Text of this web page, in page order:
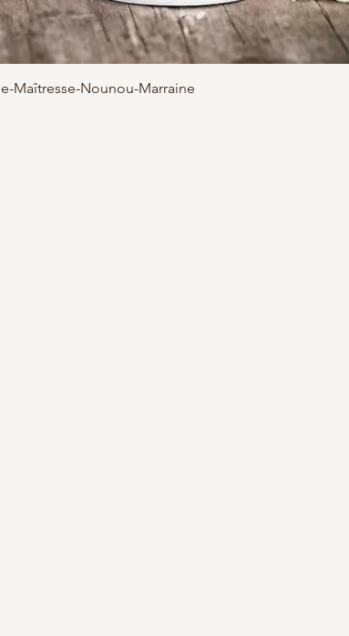
Maîtresse-Nounou-Marraine